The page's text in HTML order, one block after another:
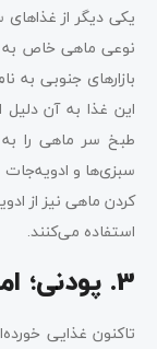
یکی دیگر از
نوعی ماهی خاص به
بازارهای جنوبی به
این غذا به آن
طبخ سر ماهی را به
سبزی‌ها و ادویه‌جات
کردن ماهی نیز از
استفاده می‌کنند.
3. پودنی؛ امتحان طعم کوسه!
تاکنون غذایی